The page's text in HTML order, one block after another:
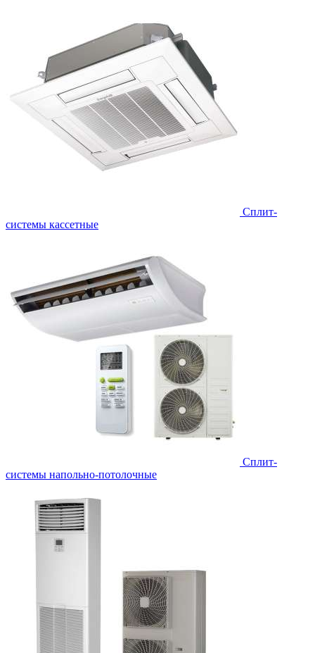
Сплит-
системы кассетные
Сплит-
системы напольно-потолочные